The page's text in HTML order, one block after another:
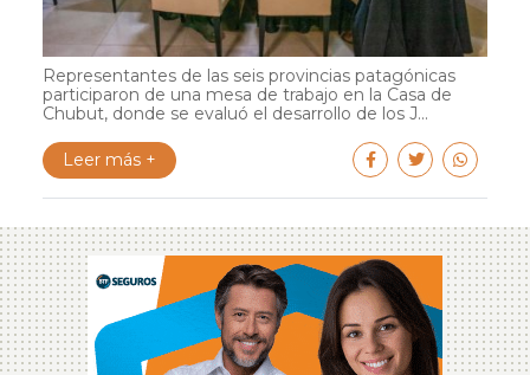
Representantes de las seis provincias patagónicas
participaron de una mesa de trabajo en la Casa de
Chubut, donde se evaluó el desarrollo de los J...
Leer más +